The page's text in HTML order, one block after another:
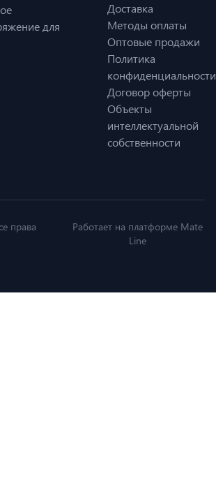
для
Доставка
Методы оплаты
Оптовые продажи
Политика
конфиденциальности
Договор оферты
Объекты
интеллектуальной
собственности
права
Работает на платформе Mate
Line